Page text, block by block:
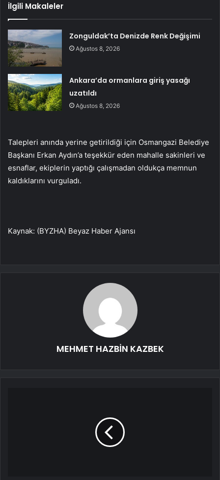
İlgili Makaleler
Zonguldak’ta Denizde Renk Değişimi
Ağustos 8, 2026
Ankara’da ormanlara giriş yasağı
uzatıldı
Ağustos 8, 2026
Talepleri anında yerine getirildiği için Osmangazi Belediye
Başkanı Erkan Aydın’a teşekkür eden mahalle sakinleri ve
esnaflar, ekiplerin yaptığı çalışmadan oldukça memnun
kaldıklarını vurguladı.
Kaynak: (BYZHA) Beyaz Haber Ajansı
MEHMET HAZBİN KAZBEK